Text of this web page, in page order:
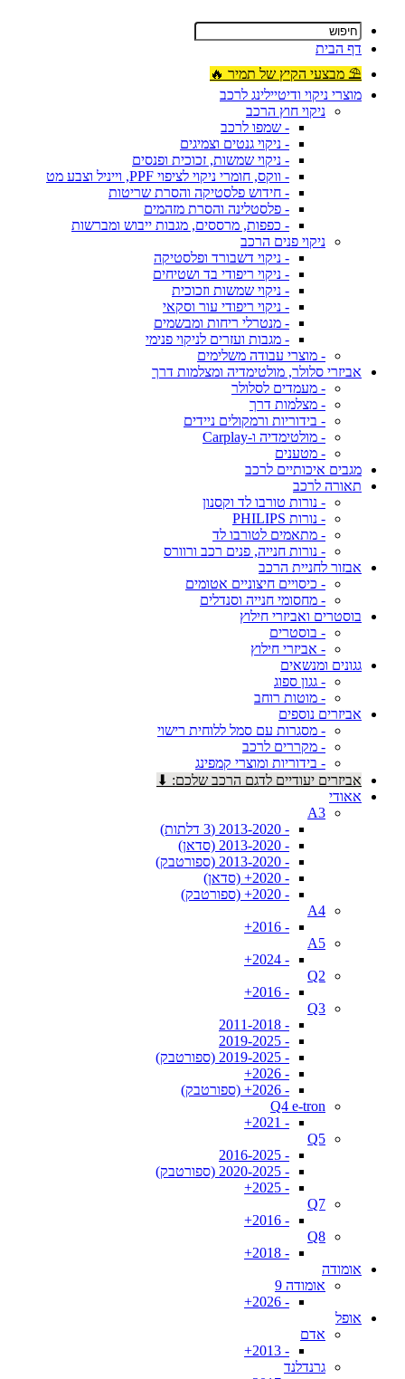
דף הבית
⛱ מבצעי הקיץ של תמיר 🔥
מוצרי ניקוי ודיטיילינג לרכב
ניקוי חוץ הרכב
- שמפו לרכב
- ניקוי גנטים וצמיגים
- ניקוי שמשות, זכוכית ופנסים
- ווקס, חומרי ניקוי לציפוי PPF, וייניל וצבע מט
- חידוש פלסטיקה והסרת שריטות
- פלסטלינה והסרת מזהמים
- כפפות, מרססים, מגבות ייבוש ומברשות
ניקוי פנים הרכב
- ניקוי דשבורד ופלסטיקה
- ניקוי ריפודי בד ושטיחים
- ניקוי שמשות וזכוכית
- ניקוי ריפודי עור וסקאי
- מנטרלי ריחות ומבשמים
- מגבות ועזרים לניקוי פנימי
- מוצרי עבודה משלימים
אביזרי סלולר, מולטימדיה ומצלמות דרך
- מעמדים לסלולר
- מצלמות דרך
- בידוריות ורמקולים ניידים
- מולטימדיה ו-Carplay
- מטענים
מגבים איכותיים לרכב
תאורה לרכב
- נורות טורבו לד וקסנון
- נורות PHILIPS
- מתאמים לטורבו לד
- נורות חנייה, פנים רכב ורוורס
אבזור לחניית הרכב
- כיסויים חיצוניים אטומים
- מחסומי חנייה וסנדלים
בוסטרים ואביזרי חילוץ
- בוסטרים
- אביזרי חילוץ
גגונים ומנשאים
- גגון ספוג
- מוטות רוחב
אביזרים נוספים
- מסגרות עם סמל ללוחית רישוי
- מקררים לרכב
- בידוריות ומוצרי קמפינג
אביזרים יעודיים לדגם הרכב שלכם: ⬇
אאודי
A3
- 2013-2020 (3 דלתות)
- 2013-2020 (סדאן)
- 2013-2020 (ספורטבק)
- 2020+ (סדאן)
- 2020+ (ספורטבק)
A4
- 2016+
A5
- 2024+
Q2
- 2016+
Q3
- 2011-2018
- 2019-2025
- 2019-2025 (ספורטבק)
- 2026+
- 2026+ (ספורטבק)
Q4 e-tron
- 2021+
Q5
- 2016-2025
- 2020-2025 (ספורטבק)
- 2025+
Q7
- 2016+
Q8
- 2018+
אומודה
אומודה 9
- 2026+
אופל
אדם
- 2013+
גרנדלנד